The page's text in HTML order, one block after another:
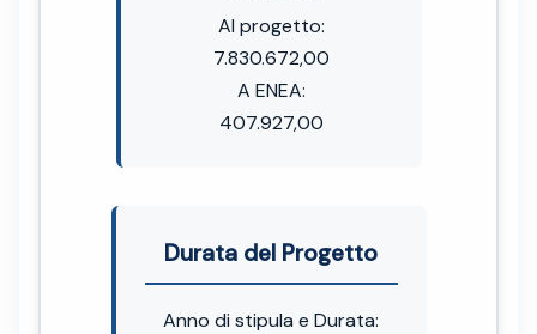
Al progetto:
7.830.672,00
A ENEA:
407.927,00
Durata del Progetto
Anno di stipula e Durata: